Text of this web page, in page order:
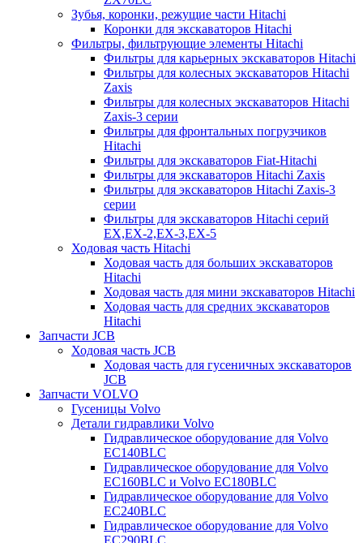
Зубья, коронки, режущие части Hitachi
Коронки для экскаваторов Hitachi
Фильтры, фильтрующие элементы Hitachi
Фильтры для карьерных экскаваторов Hitachi
Фильтры для колесных экскаваторов Hitachi
Zaxis
Фильтры для колесных экскаваторов Hitachi
Zaxis-3 серии
Фильтры для фронтальных погрузчиков
Hitachi
Фильтры для экскаваторов Fiat-Hitachi
Фильтры для экскаваторов Hitachi Zaxis
Фильтры для экскаваторов Hitachi Zaxis-3
серии
Фильтры для экскаваторов Hitachi серий
EX,EX-2,EX-3,EX-5
Ходовая часть Hitachi
Ходовая часть для больших экскаваторов
Hitachi
Ходовая часть для мини экскаваторов Hitachi
Ходовая часть для средних экскаваторов
Hitachi
Запчасти JCB
Ходовая часть JCB
Ходовая часть для гусеничных экскаваторов
JCB
Запчасти VOLVO
Гусеницы Volvo
Детали гидравлики Volvo
Гидравлическое оборудование для Volvo
EC140BLC
Гидравлическое оборудование для Volvo
EC160BLC и Volvo EC180BLC
Гидравлическое оборудование для Volvo
EC240BLC
Гидравлическое оборудование для Volvo
EC290BLC